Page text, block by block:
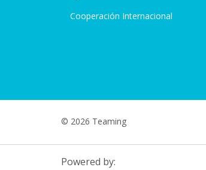
Cooperación Internacional
© 2026 Teaming
Powered by: